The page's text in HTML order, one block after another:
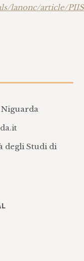
lanonc/article/
degli Studi di